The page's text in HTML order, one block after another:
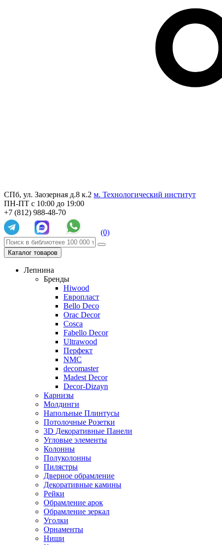
СПб, ул. Заозерная д.8 к.2 м. Технологический институт
ПН-ПТ с 10:00 до 19:00
+7 (812) 988-48-70
(0)
Каталог товаров
Лепнина
Бренды
Hiwood
Европласт
Bello Deco
Orac Decor
Cosca
Fabello Decor
Ultrawood
Перфект
NMC
decomaster
Madest Decor
Decor-Dizayn
Карнизы
Молдинги
Напольные Плинтусы
Потолочные Розетки
3D Декоративные Панели
Угловые элементы
Колонны
Полуколонны
Пилястры
Дверное обрамление
Декоративные камины
Рейки
Обрамление арок
Обрамление зеркал
Уголки
Орнаменты
Ниши